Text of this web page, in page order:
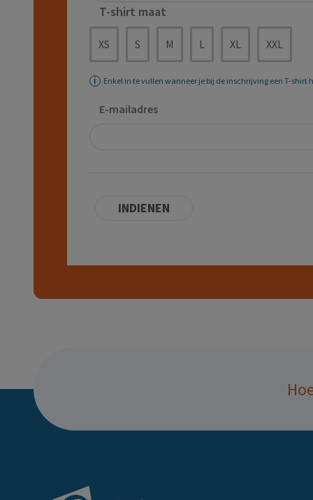
T-shirt maat
XS S M L XL XXL
Enkel in te vullen wanneer je bij de inschrijving een T-shirt
E-mailadres
INDIENEN